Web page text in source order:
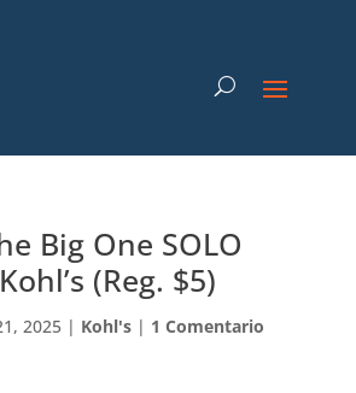
Big One SOLO
(Reg. $5)
2025| Kohl's| 1 Comentario